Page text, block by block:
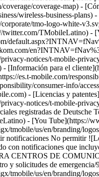
coverage-map) -
wireless-business-
tmo-logo-white-
TMobileLatino) -
notices/t-mobile-
[Información para el
es.t-mobile.com/
consumer-info/
- [Licencias y
notices/t-mobile-
registradas de Deutsche
- [You Tube](https://
tmobile/us/en/branding/
notificaciones No permitir
con notificaciones que
CENTROS DE
y solicitudes de
tmobile/us/en/branding/